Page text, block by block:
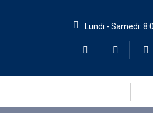
Lundi - Samedi: